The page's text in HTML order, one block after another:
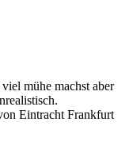
mühe machst aber
Eintracht Frankfurt